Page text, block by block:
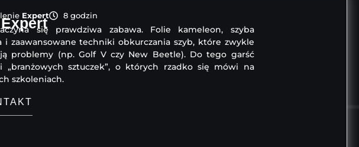
Expert 8 godzin
się prawdziwa zabawa. Folie kameleon, szyba
i zaawansowane techniki obkurczania szyb, które zwykle
problemy (np. Golf V czy New Beetle). Do tego garść
„branżowych sztuczek”, o których rzadko się mówi na
szkoleniach.